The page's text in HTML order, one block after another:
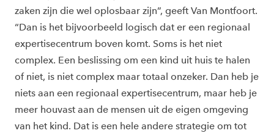
zaken zijn die wel oplosbaar zijn”, geeft Van Montfoort.
“Dan is het bijvoorbeeld logisch dat er een regionaal
expertisecentrum boven komt. Soms is het niet
complex. Een beslissing om een kind uit huis te halen
of niet, is niet complex maar totaal onzeker. Dan heb je
niets aan een regionaal expertisecentrum, maar heb je
meer houvast aan de mensen uit de eigen omgeving
van het kind. Dat is een hele andere strategie om tot